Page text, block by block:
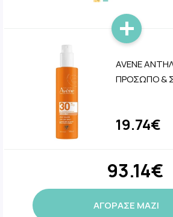
AVENE
ΠΡΟΣΩΠΟ &
19.74€
93.14€
ΑΓΟΡΑΣΕ ΜΑΖΙ